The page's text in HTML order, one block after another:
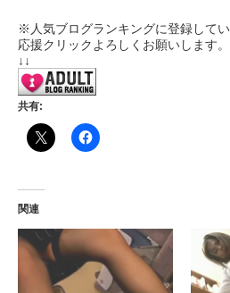
※人気ブログランキングに登録してい
応援クリックよろしくお願いします。
↓↓
共有:
関連